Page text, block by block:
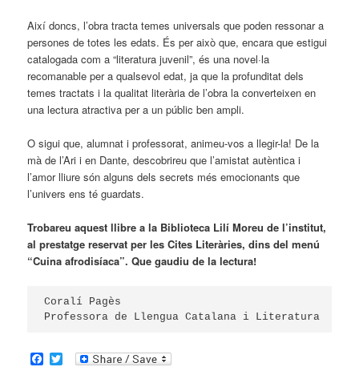
Així doncs, l’obra tracta temes universals que poden ressonar a
persones de totes les edats. És per això que, encara que estigui
catalogada com a “literatura juvenil”, és una novel·la
recomanable per a qualsevol edat, ja que la profunditat dels
temes tractats i la qualitat literària de l’obra la converteixen en
una lectura atractiva per a un públic ben ampli.
O sigui que, alumnat i professorat, animeu-vos a llegir-la! De la
mà de l’Ari i en Dante, descobrireu que l’amistat autèntica i
l’amor lliure són alguns dels secrets més emocionants que
l’univers ens té guardats.
Trobareu aquest llibre a la Biblioteca Lilí Moreu de l’institut,
al prestatge reservat per les Cites Literàries, dins del menú
“Cuina afrodisíaca”. Que gaudiu de la lectura!
Coralí Pagès
Professora de Llengua Catalana i Literatura
Facebook
Twitter